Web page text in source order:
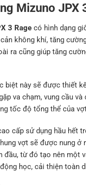
Mizuno JPX
3 Rage có hình dạng
không khí, tăng
ra cũng giúp tăng
biệt này sẽ được thiết
va chạm, vung cầu và
tốc độ tổng thể của
cấp sử dụng hầu hết
vợt sẽ được nung
từ đó tạo nên một
học, cải thiện toàn